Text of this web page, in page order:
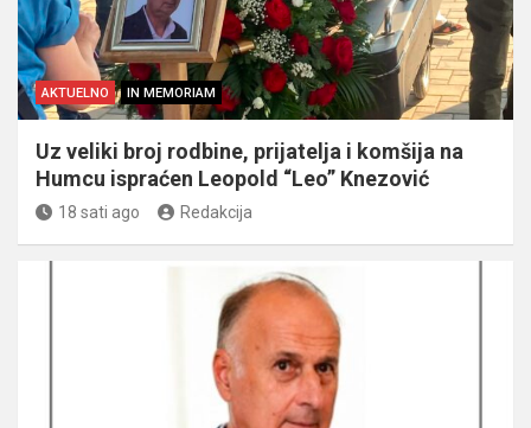
AKTUELNO IN MEMORIAM
Uz veliki broj rodbine, prijatelja i komšija na
Humcu ispraćen Leopold “Leo” Knezović
18 sati ago Redakcija